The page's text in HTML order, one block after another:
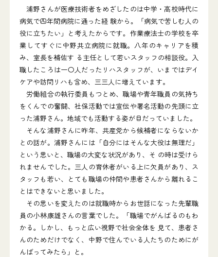
浦野さんが医療技術者をめざしたのは中学・高校時代に
病気で四年間病院に通った経 験から。「病気で苦しむ人の
役に立ちたい」と考えたからです。作業療法士の学校を卒
業してすぐに中野共立病院に就職。八年のキャリアを積
み、室長を補佐す る主任として若いスタッフの相談役。入
職したころは一〇人だったリハスタッフが、いまではデイ
ケアや訪問リハも含め、三三人に増えています。
労働組合の執行委員もつとめ、職場や青年職員の気持ち
をくんでの奮闘、社保活動では宣伝や署名活動の先頭に立
った浦野さん。地域でも活動する姿が目だっていました。
そんな浦野さんに昨年、共産党から候補者にならないか
との話が。浦野さんには「自分にはそんな大役は無理だ」
という思いと、職場の大変な状況があり、そ の時は受けら
れませんでした。三人の育休者がいる上に欠員があり、ス
タッフも若い、とても職場の仲間や患者さんから離れるこ
とはできないと思いました。
その思いを変えたのは就職時からお世話になった先輩職
員の小林康雄さんの言葉でした。「職場でがんばるのもわ
かる。しかし、もっと広い視野で社会全体を 見て、患者さ
んのためだけでなく、中野で住んでいる人たちのためにが
んばってみたら」と。